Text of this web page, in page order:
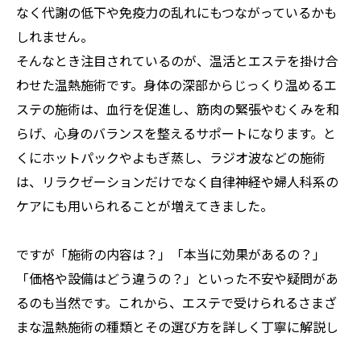
なく代謝の低下や免疫力の乱れにもつながっているかも
しれません。
そんなとき注目されているのが、温活とエステを掛け合
わせた温熱施術です。身体の深部からじっくり温めるエ
ステの施術は、血行を促進し、筋肉の緊張やむくみを和
らげ、心身のバランスを整えるサポートになります。と
くにホットパックやよもぎ蒸し、ラジオ波などの施術
は、リラクゼーションだけでなく自律神経や婦人科系の
ケアにも用いられることが増えてきました。
ですが「施術の内容は？」「本当に効果があるの？」
「価格や設備はどう違うの？」といった不安や疑問があ
るのも当然です。これから、エステで受けられるさまざ
まな温熱施術の種類とその選び方を詳しく丁寧に解説し